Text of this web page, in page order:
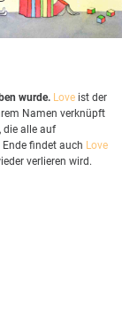
wurde. Love ist der
Namen verknüpft
die alle auf
findet auch Love
verlieren wird.